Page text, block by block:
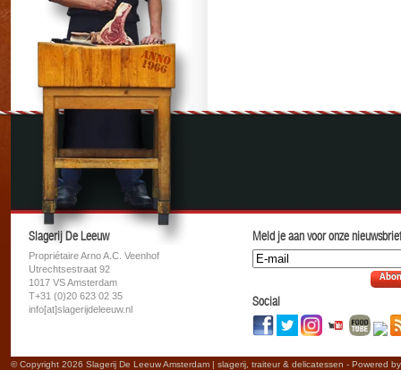
Slagerij De Leeuw
Propriétaire Arno A.C. Veenhof
Utrechtsestraat 92
1017 VS Amsterdam
T+31 (0)20 623 02 35
info[at]slagerijdeleeuw.nl
Meld je aan voor onze
Social
© Copyright 2026 Slagerij De Leeuw Amsterdam | slagerij, traiteur & delicatessen - Powered